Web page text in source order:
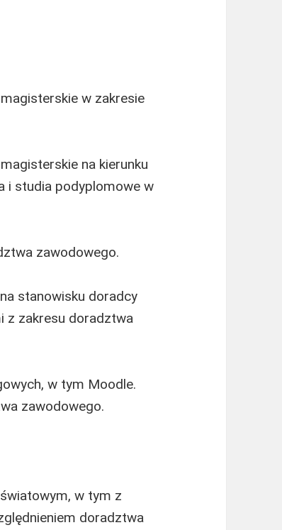
w zakresie
na kierunku
i studia podyplomowe w
zawodowego.
stanowisku doradcy
z zakresu doradztwa
w tym Moodle.
zawodowego.
w tym z
doradztwa